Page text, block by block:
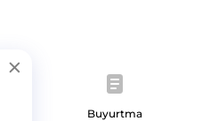
Buyurtma